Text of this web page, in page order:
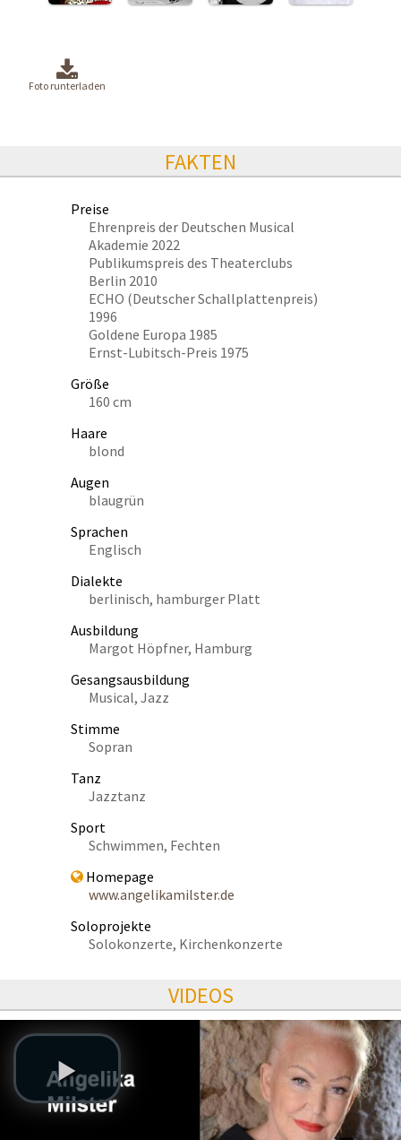
Foto runterladen
FAKTEN
Preise
Ehrenpreis der Deutschen Musical
Akademie 2022
Publikumspreis des Theaterclubs
Berlin 2010
ECHO (Deutscher Schallplattenpreis)
1996
Goldene Europa 1985
Ernst-Lubitsch-Preis 1975
Größe
160 cm
Haare
blond
Augen
blaugrün
Sprachen
Englisch
Dialekte
berlinisch, hamburger Platt
Ausbildung
Margot Höpfner, Hamburg
Gesangsausbildung
Musical, Jazz
Stimme
Sopran
Tanz
Jazztanz
Sport
Schwimmen, Fechten
Homepage
www.angelikamilster.de
Soloprojekte
Solokonzerte, Kirchenkonzerte
VIDEOS